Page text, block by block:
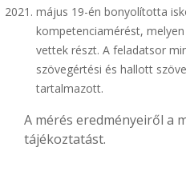
május 19-én bonyolította
kompetenciamérést,
vettek részt. A feladatsor
szövegértési és hallott
tartalmazott.
A mérés eredményeiről a
tájékoztatást.